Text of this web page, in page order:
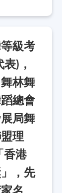
級考
)，
林舞
總會
局舞
理
香港
，先